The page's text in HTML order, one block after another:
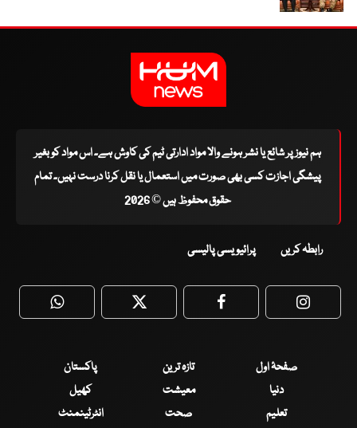
ہم نیوز پر شائع یا نشر ہونے والا مواد ادارتی ٹیم کی کاوش ہے۔ اس مواد کو بغیر
پیشگی اجازت کسی بھی صورت میں استعمال یا نقل کرنا درست نہیں۔ تمام
حقوق محفوظ ہیں © 2026
رابطہ کریں پرائیویسی پالیسی
WhatsApp Twitter Facebook
صفحۂ اول تازہ ترین
پاکستان
دنیا
معیشت
کھیل
تعلیم
صحت
انٹرٹینمنٹ